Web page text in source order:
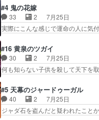
タ教育のせいで瑞佳がヒモカス…
人前での苦手意識を抱えなが…
ストアで視聴しました。視…
なはプリキュア仲間には自分が
躍、敵を圧倒ってのはおおよそ
エクレール初変身＆初戦闘。プ
クレールは強いが力を制御でき
ッコロで始まってちょっ… バカ
www実質まどマギやんけ… しか
レールが倒したビルであ…
#4 鬼の花嫁
33 2
7月25日
実際にこんな感じで運命の人に
の花嫁は一見すると甘い夢、理
んのご両親の登場ですこの世に
父さんが石田彰だったことに驚
の立場わかって無さすぎやしま
子にも優しいし可愛いしこの…
夜の父親の話で、そのイメ… あ
つ鬼龍院家の現当主が息…
#16 黄泉のツガイ
30 2
7月25日
何も知らない子供を殺して天下
いバトル回の最後に、予想外の
て作者が描きたいのは"ユルの物
秘密がちょっとわかった回、正
ちさんが対決♪あとどこぞのじ
#5 天幕のジャードゥーガル
40 2
7月25日
ジャダ石を盗んだと疑われたこ